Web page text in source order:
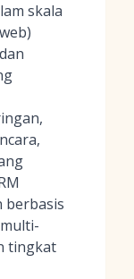
skala
berbasis
tingkat